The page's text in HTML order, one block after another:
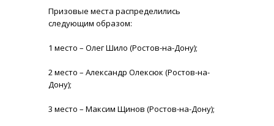
Призовые места распределились
следующим образом:
1 место – Олег Шило (Ростов-на-Дону);
2 место – Александр Олексюк (Ростов-на-
Дону);
3 место – Максим Щинов (Ростов-на-Дону);